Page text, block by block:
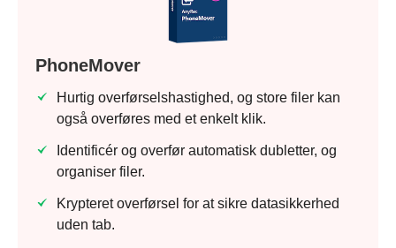
PhoneMover
Hurtig overførselshastighed, og store filer kan
også overføres med et enkelt klik.
Identificér og overfør automatisk dubletter, og
organiser filer.
Krypteret overførsel for at sikre datasikkerhed
uden tab.